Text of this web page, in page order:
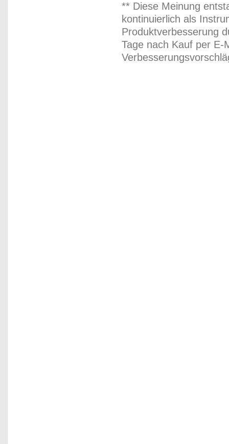
** Diese Meinung
kontinuierlich als
Produktverbesserung
Tage nach Kauf per E-